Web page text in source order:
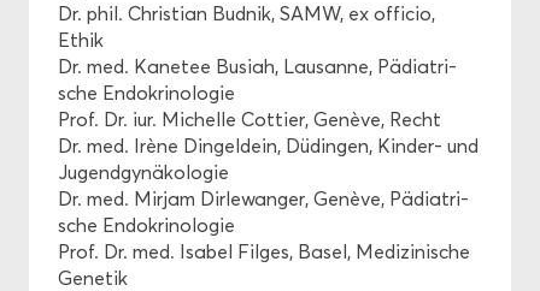
Dr. phil. Chris­ti­an Bud­nik, SAMW, ex of­fi­cio,
Ethik
Dr. med. Ka­ne­tee Bu­siah, Lau­sanne, Päd­ia­tri­
sche En­do­kri­no­lo­gie
Prof. Dr. iur. Mi­chel­le Cot­tier, Genève, Recht
Dr. med. Irène Din­geld­ein, Düdingen, Kinder-​ und
Ju­gend­gy­nä­ko­lo­gie
Dr. med. Mir­jam Dir­le­wan­ger, Genève, Päd­ia­tri­
sche En­do­kri­no­lo­gie
Prof. Dr. med. Isa­bel Fil­ges, Basel, Me­di­zi­ni­sche
Ge­ne­tik